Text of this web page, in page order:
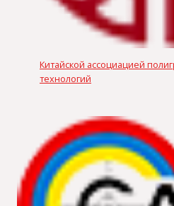
Китайской ассоциацией
технологий